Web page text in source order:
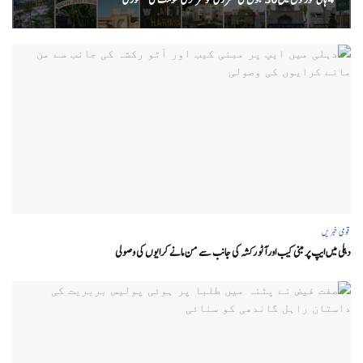
قومی خبریں
دہلی میں ایپ پر مبنی کیب اور آٹو رکشہ کی جانب سے من مانے کرایوں کی وصولی